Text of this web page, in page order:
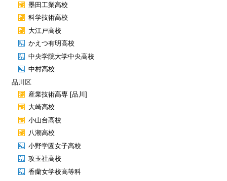
墨田工業高校
科学技術高校
大江戸高校
かえつ有明高校
中央学院大学中央高校
中村高校
品川区
産業技術高専 [品川]
大崎高校
小山台高校
八潮高校
小野学園女子高校
攻玉社高校
香蘭女学校高等科